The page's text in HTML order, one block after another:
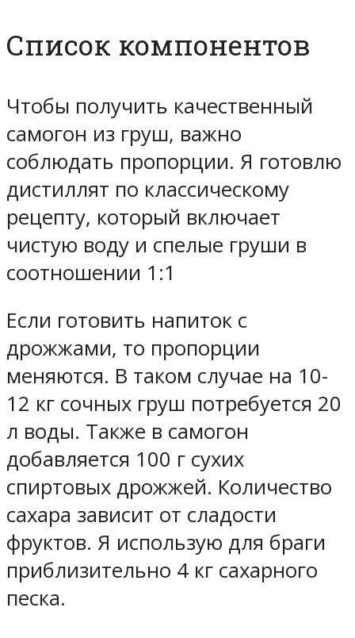
Список компонентов
Чтобы получить качественный
самогон из груш, важно
соблюдать пропорции. Я готовлю
дистиллят по классическому
рецепту, который включает
чистую воду и спелые груши в
соотношении 1:1
Если готовить напиток с
дрожжами, то пропорции
меняются. В таком случае на 10-
12 кг сочных груш потребуется 20
л воды. Также в самогон
добавляется 100 г сухих
спиртовых дрожжей. Количество
сахара зависит от сладости
фруктов. Я использую для браги
приблизительно 4 кг сахарного
песка.